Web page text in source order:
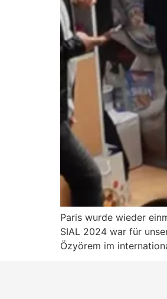
Paris wurde wieder
SIAL 2024 war für
Özyörem im